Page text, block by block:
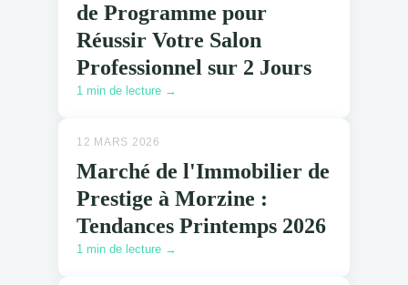
de Programme pour
Réussir Votre Salon
Professionnel sur 2 Jours
1 min de lecture →
12 MARS 2026
Marché de l'Immobilier de
Prestige à Morzine :
Tendances Printemps 2026
1 min de lecture →